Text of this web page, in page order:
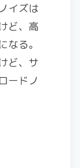
イズは
ど、高
なる。
ど、サ
ードノ